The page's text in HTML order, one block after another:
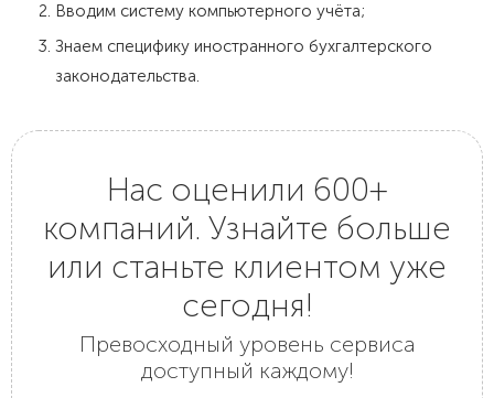
Вводим систему компьютерного учёта;
Знаем специфику иностранного бухгалтерского
законодательства.
Нас оценили 600+
компаний. Узнайте больше
или станьте клиентом уже
сегодня!
Превосходный уровень сервиса
доступный каждому!